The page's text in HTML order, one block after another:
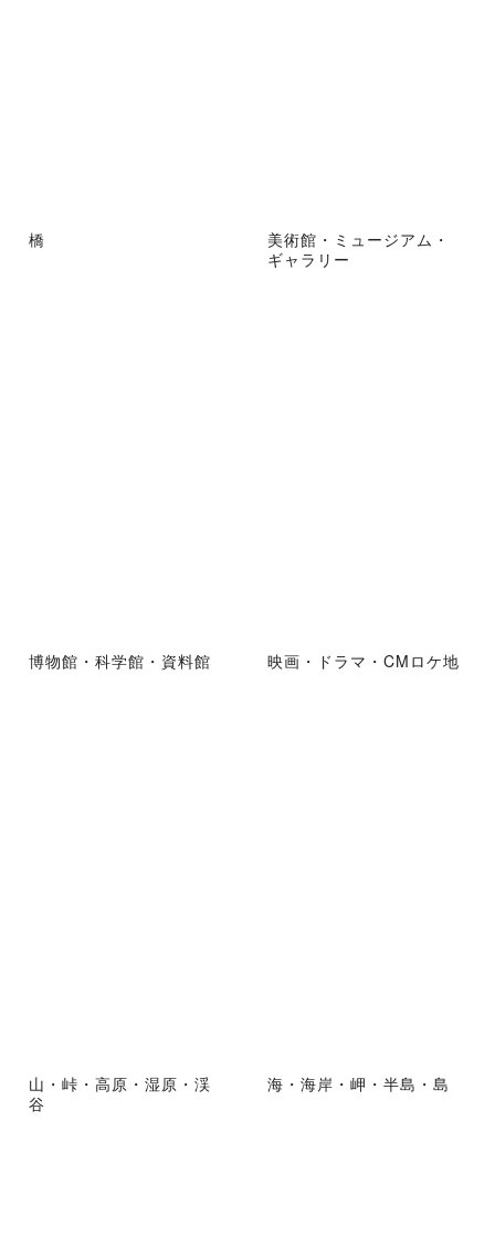
橋
美術館・ミュージアム・
ギャラリー
博物館・科学館・資料館 映画・ドラマ・CMロケ地
山・峠・高原・湿原・渓
谷
海・海岸・岬・半島・島